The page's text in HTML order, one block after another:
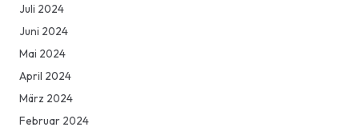
Juli 2024
Juni 2024
Mai 2024
April 2024
März 2024
Februar 2024